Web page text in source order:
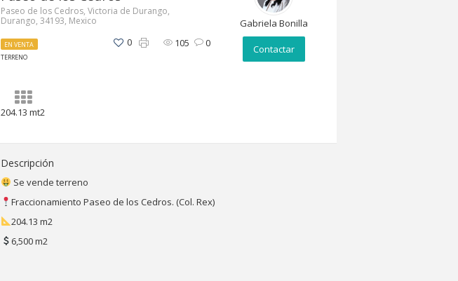
Paseo de los Cedros, Victoria de Durango,
Durango, 34193, Mexico
EN VENTA
TERRENO
105 0
0
204.13 mt2
Gabriela Bonilla
Contactar
Descripción
Se vende terreno
Fraccionamiento Paseo de los Cedros. (Col. Rex)
204.13 m2
6,500 m2